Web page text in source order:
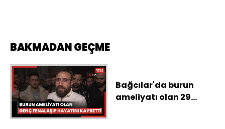
BAKMADAN GEÇME
Bağcılar'da burun
ameliyatı olan 29